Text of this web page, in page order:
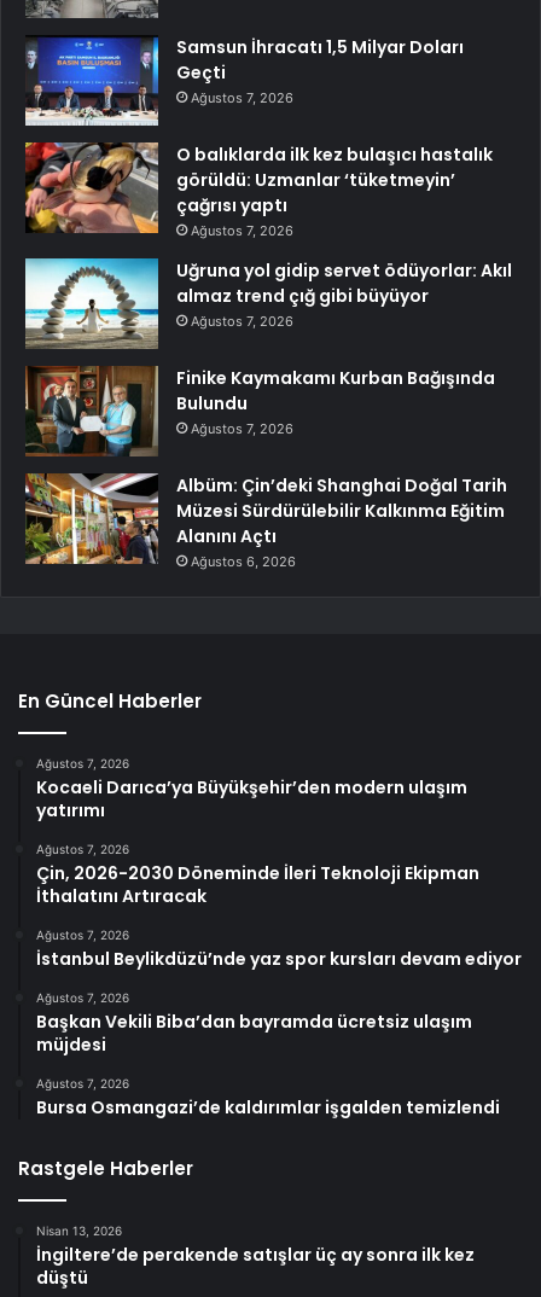
Samsun İhracatı 1,5 Milyar Doları
Geçti
Ağustos 7, 2026
O balıklarda ilk kez bulaşıcı hastalık
görüldü: Uzmanlar ‘tüketmeyin’
çağrısı yaptı
Ağustos 7, 2026
Uğruna yol gidip servet ödüyorlar: Akıl
almaz trend çığ gibi büyüyor
Ağustos 7, 2026
Finike Kaymakamı Kurban Bağışında
Bulundu
Ağustos 7, 2026
Albüm: Çin’deki Shanghai Doğal Tarih
Müzesi Sürdürülebilir Kalkınma Eğitim
Alanını Açtı
Ağustos 6, 2026
En Güncel Haberler
Ağustos 7, 2026
Kocaeli Darıca’ya Büyükşehir’den modern ulaşım
yatırımı
Ağustos 7, 2026
Çin, 2026-2030 Döneminde İleri Teknoloji Ekipman
İthalatını Artıracak
Ağustos 7, 2026
İstanbul Beylikdüzü’nde yaz spor kursları devam ediyor
Ağustos 7, 2026
Başkan Vekili Biba’dan bayramda ücretsiz ulaşım
müjdesi
Ağustos 7, 2026
Bursa Osmangazi’de kaldırımlar işgalden temizlendi
Rastgele Haberler
Nisan 13, 2026
İngiltere’de perakende satışlar üç ay sonra ilk kez
düştü